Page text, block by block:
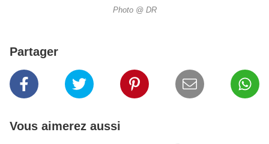
Photo @ DR
Partager
Vous aimerez aussi